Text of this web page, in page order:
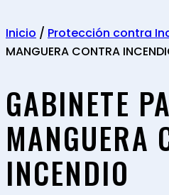
Inicio / Protección contra
MANGUERA CONTRA
GABINETE
MANGUERA
INCENDIO